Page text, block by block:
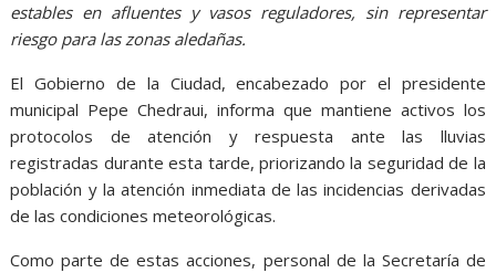
estables en afluentes y vasos reguladores, sin representar
riesgo para las zonas aledañas.
El Gobierno de la Ciudad, encabezado por el presidente
municipal Pepe Chedraui, informa que mantiene activos los
protocolos de atención y respuesta ante las lluvias
registradas durante esta tarde, priorizando la seguridad de la
población y la atención inmediata de las incidencias derivadas
de las condiciones meteorológicas.
Como parte de estas acciones, personal de la Secretaría de